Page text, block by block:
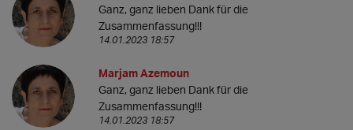
Ganz, ganz lieben Dank für die
Zusammenfassung!!!
14.01.2023 18:57
Marjam Azemoun
Ganz, ganz lieben Dank für die
Zusammenfassung!!!
14.01.2023 18:57